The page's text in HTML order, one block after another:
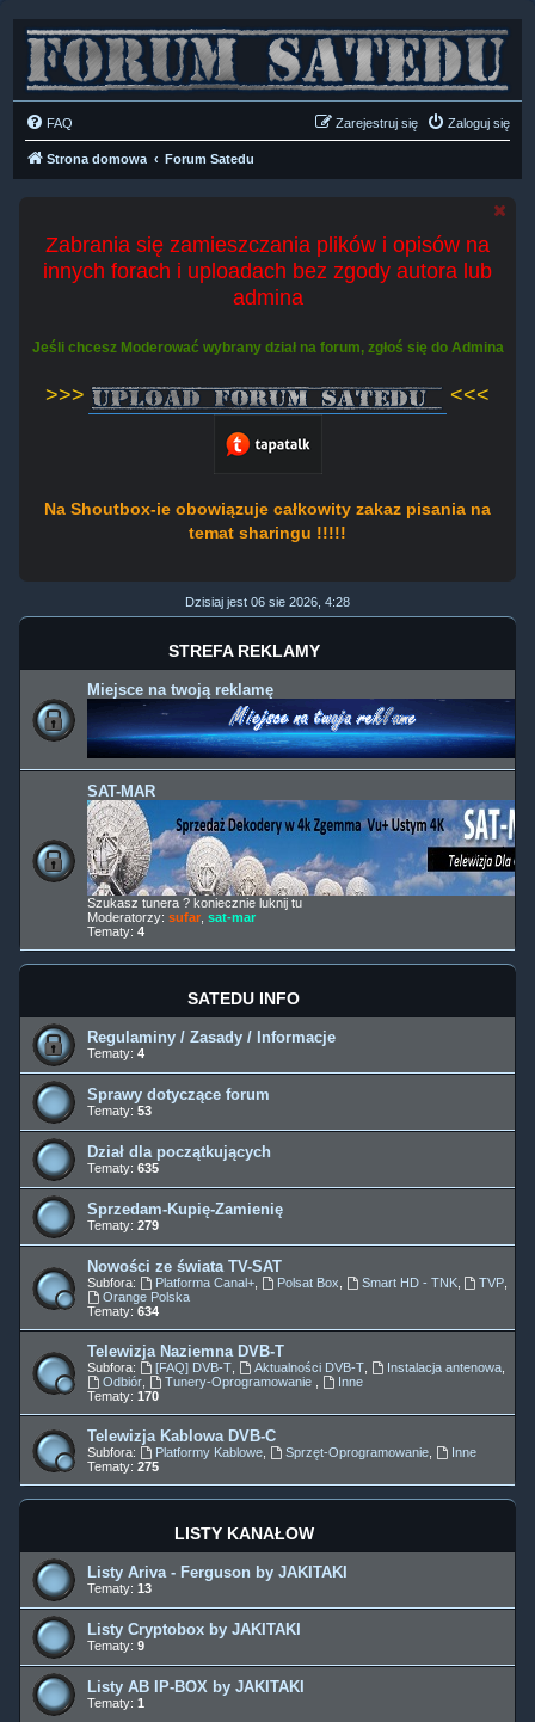
FAQ Zaloguj się
Zarejestruj się
Strona domowa Forum Satedu
Zabrania się zamieszczania plików i opisów na
innych forach i uploadach bez zgody autora lub
admina
Jeśli chcesz Moderować wybrany dział na forum, zgłoś się do Admina
>>> <<<
Na Shoutbox-ie obowiązuje całkowity zakaz pisania na
temat sharingu !!!!!
Dzisiaj jest 06 sie 2026, 4:28
STREFA REKLAMY
Miejsce na twoją reklamę
SAT-MAR
Szukasz tunera ? koniecznie luknij tu
Moderatorzy: sufar sat-mar
Tematy: 4
SATEDU INFO
Regulaminy / Zasady / Informacje
Tematy: 4
Sprawy dotyczące forum
Tematy: 53
Dział dla początkujących
Tematy: 635
Sprzedam-Kupię-Zamienię
Tematy: 279
Nowości ze świata TV-SAT
Subfora: Platforma Canal+, Polsat Box Smart HD - TNK, TVP
Orange Polska
Tematy: 634
Telewizja Naziemna DVB-T
Subfora: [FAQ] DVB-T, Aktualności DVB-T, Instalacja antenowa,
Odbiór, Tunery-Oprogramowanie
Inne
Tematy: 170
Telewizja Kablowa DVB-C
Subfora: Platformy Kablowe, Sprzęt-Oprogramowanie,
Inne
Tematy: 275
LISTY KANAŁÓW
Listy Ariva - Ferguson by JAKITAKI
Tematy: 13
Listy Cryptobox by JAKITAKI
Tematy: 9
Listy AB IP-BOX by JAKITAKI
Tematy: 1